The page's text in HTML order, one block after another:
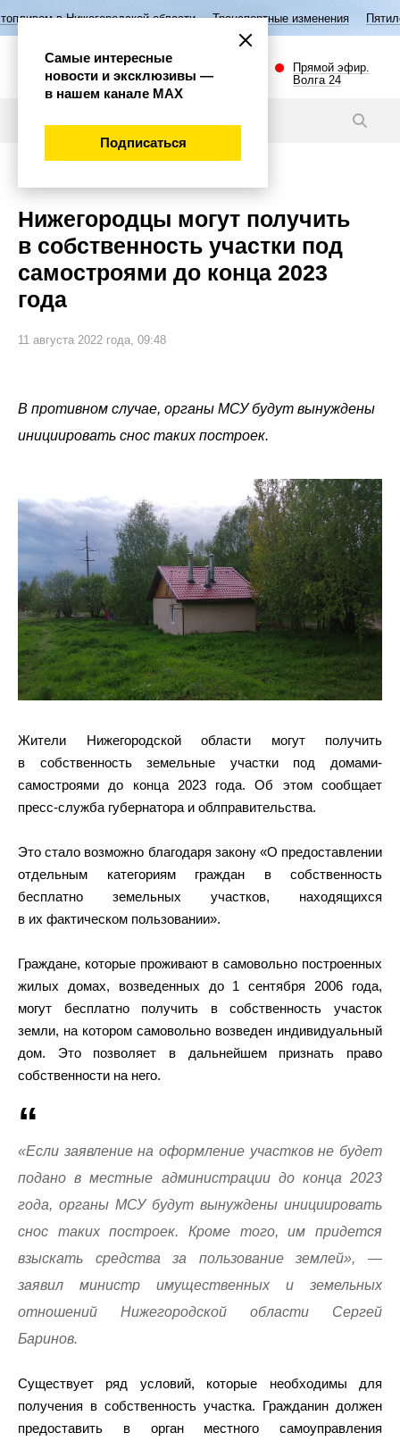
области Транспортные изменения Пятилетие семьи в
Прямой эфир.
Волга 24
Нижегородцы могут получить
в собственность участки под
самостроями до конца 2023
года
11 августа 2022 года, 09:48
В противном случае, органы МСУ будут вынуждены
инициировать снос таких построек.
Жители Нижегородской области могут получить
в собственность земельные участки под домами-
самостроями до конца 2023 года. Об этом сообщает
пресс-служба губернатора и облправительства.
Это стало возможно благодаря закону «О предоставлении
отдельным категориям граждан в собственность
бесплатно земельных участков, находящихся
в их фактическом пользовании».
Граждане, которые проживают в самовольно построенных
жилых домах, возведенных до 1 сентября 2006 года,
могут бесплатно получить в собственность участок
земли, на котором самовольно возведен индивидуальный
дом. Это позволяет в дальнейшем признать право
собственности на него.
«Если заявление на оформление участков не будет
подано в местные администрации до конца 2023
года, органы МСУ будут вынуждены инициировать
снос таких построек. Кроме того, им придется
взыскать средства за пользование землей», —
заявил министр имущественных и земельных
отношений Нижегородской области Сергей
Баринов.
Существует ряд условий, которые необходимы для
получения в собственность участка. Гражданин должен
предоставить в орган местного самоуправления
Самые интересные
новости и эксклюзивы —
в нашем канале МАХ
Подписаться